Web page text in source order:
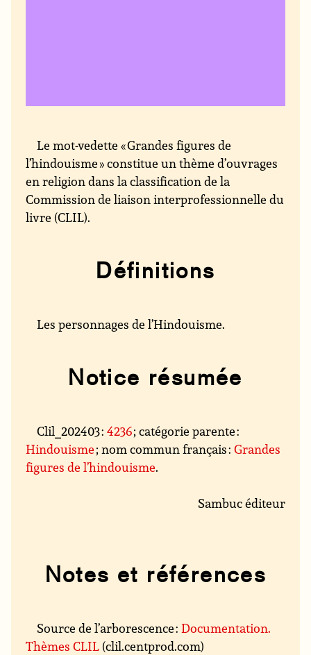
Le mot-vedette « Grandes figures de
l’hindouisme » constitue un thème d’ouvrages
en religion dans la classification de la
Commission de liaison interprofessionnelle du
livre (CLIL).
Définitions
Les personnages de l’Hindouisme.
Notice résumée
Clil_202403 :4236; catégorie parente :
Hindouisme; nom commun français :Grandes
figures de l’hindouisme.
Sambuc éditeur
Notes et références
Source de l’arborescence :Documentation.
Thèmes CLIL (clil.centprod.com)